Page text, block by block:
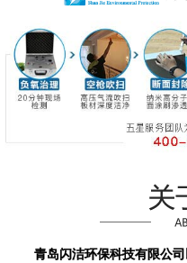
青岛闪洁环保科技有限公